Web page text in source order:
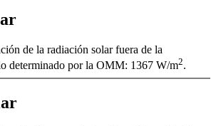
de la radiación solar fuera de la
determinado por la OMM: 1367 W/­m2.